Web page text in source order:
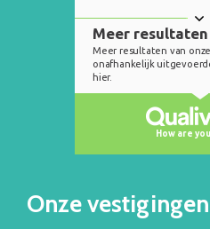
Onze vestigingen